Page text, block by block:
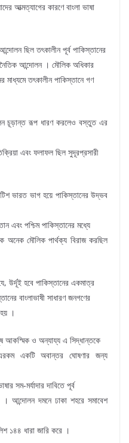
আত্মত্যাগের কারণে বাংলা ভাষা
ছিল তৎকালীন পূর্ব পাকিস্তানের
আন্দোলন । মৌলিক অধিকার
মাধ্যমে তৎকালীন পাকিস্তানে গণ
চূড়ান্ত রূপ ধারণ করলেও বস্তুত এর
এবং ফলাফল ছিল সুদূরপ্রসারী
ভারত ভাগ হয়ে পাকিস্তানের উদ্ভব
এবং পশ্চিম পাকিস্তানের মধ্যে
অনেক মৌলিক পার্থক্য বিরাজ করছিল
উর্দূই হবে পাকিস্তানের একমাত্র
বাংলাভাষী সাধারণ জনগণের
।
আকস্মিক ও অন্যায্য এ সিদ্ধান্তকে
এরকম একটি অবান্তর ঘোষণার জন্য
সম-মর্যাদার দাবিতে পূর্ব
আন্দোলন দমনে ঢাকা শহরে সমাবেশ
১৪৪ ধারা জারি করে ।